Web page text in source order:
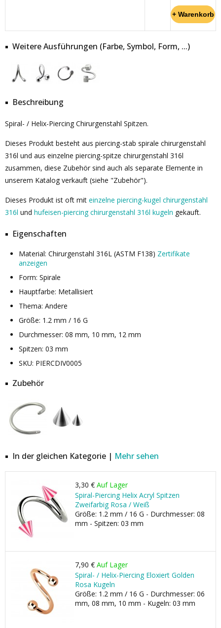
Weitere Ausführungen (Farbe, Symbol, Form, ...)
Beschreibung
Spiral- / Helix-Piercing Chirurgenstahl Spitzen.
Dieses Produkt besteht aus piercing-stab spirale chirurgenstahl
316l und aus einzelne piercing-spitze chirurgenstahl 316l
zusammen, diese Zubehör sind auch als separate Elemente in
unserem Katalog verkauft (siehe "Zubehör").
Dieses Produkt ist oft mit einzelne piercing-kugel chirurgenstahl
316l und hufeisen-piercing chirurgenstahl 316l kugeln gekauft.
Eigenschaften
Material: Chirurgenstahl 316L (ASTM F138) Zertifikate
anzeigen
Form: Spirale
Hauptfarbe: Metallisiert
Thema: Andere
Größe: 1.2 mm / 16 G
Durchmesser: 08 mm, 10 mm, 12 mm
Spitzen: 03 mm
SKU: PIERCDIV0005
Zubehör
In der gleichen Kategorie | Mehr sehen
3,30 € Auf Lager
Spiral-Piercing Helix Acryl Spitzen
Zweifarbig Rosa / Weiß
Größe: 1.2 mm / 16 G - Durchmesser: 08
mm - Spitzen: 03 mm
7,90 € Auf Lager
Spiral- / Helix-Piercing Eloxiert Golden
Rosa Kugeln
Größe: 1.2 mm / 16 G - Durchmesser: 06
mm, 08 mm, 10 mm - Kugeln: 03 mm